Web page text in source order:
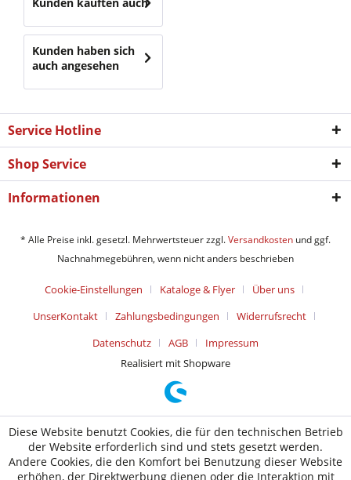
Kunden haben sich
auch angesehen
Service Hotline
Shop Service
Informationen
* Alle Preise inkl. gesetzl. Mehrwertsteuer zzgl.Versandkosten und ggf.
Nachnahmegebühren, wenn nicht anders beschrieben
Cookie-Einstellungen Kataloge & Flyer
Über uns
UnserKontakt
Zahlungsbedingungen
Widerrufsrecht
Datenschutz
AGB
Impressum
Realisiert mit Shopware
Diese Website benutzt Cookies, die für den technischen Betrieb
der Website erforderlich sind und stets gesetzt werden.
Andere Cookies, die den Komfort bei Benutzung dieser Website
erhöhen, der Direktwerbung dienen oder die Interaktion mit